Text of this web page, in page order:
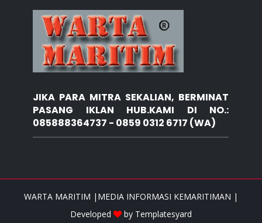
JIKA PARA MITRA SEKALIAN, BERMINAT
PASANG IKLAN HUB.KAMI DI NO.:
085888364737 - 0859 0312 6717 (WA)
WARTA MARITIM |MEDIA INFORMASI KEMARITIMAN |
Developed
by Templatesyard